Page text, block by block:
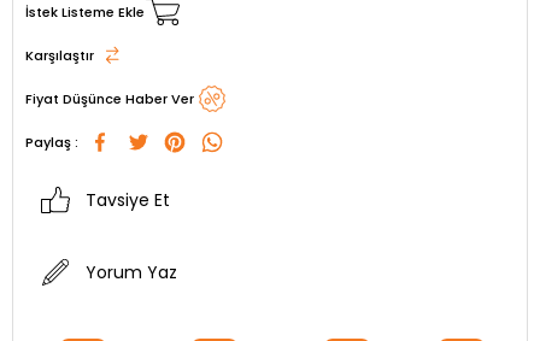
İstek Listeme Ekle
Karşılaştır
Fiyat Düşünce Haber Ver
Paylaş :
Tavsiye Et
Yorum Yaz